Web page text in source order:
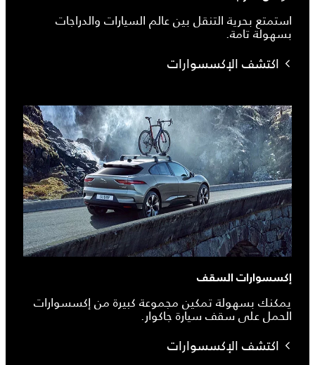
استمتع بحرية التنقل بين عالم السيارات والدراجات
بسهولة تامة.
اكتشف الإكسسوارات
إكسسوارات السقف
يمكنك بسهولة تمكين مجموعة كبيرة من إكسسوارات
الحمل على سقف سيارة جاكوار.
اكتشف الإكسسوارات